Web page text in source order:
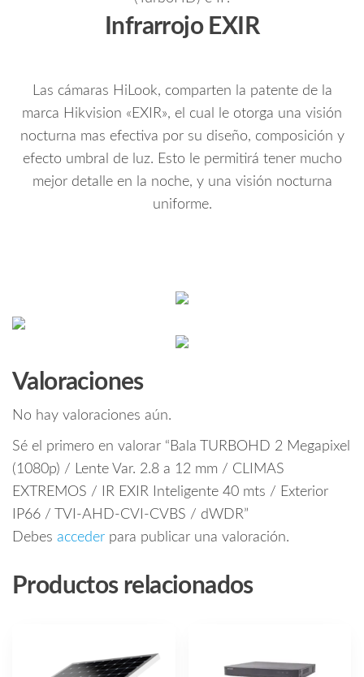
Infrarrojo EXIR
Las cámaras HiLook, comparten la patente de la
marca Hikvision «EXIR», el cual le otorga una visión
nocturna mas efectiva por su diseño, composición y
efecto umbral de luz. Esto le permitirá tener mucho
mejor detalle en la noche, y una visión nocturna
uniforme.
Valoraciones
No hay valoraciones aún.
Sé el primero en valorar “Bala TURBOHD 2 Megapixel
(1080p) / Lente Var. 2.8 a 12 mm / CLIMAS
EXTREMOS / IR EXIR Inteligente 40 mts / Exterior
IP66 / TVI-AHD-CVI-CVBS / dWDR”
Debes acceder para publicar una valoración.
Productos relacionados